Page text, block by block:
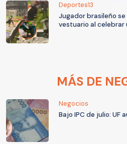
Deportes13
Jugador brasileño
vestuario al celebrar
MÁS DE
Negocios
Bajo IPC de julio: UF